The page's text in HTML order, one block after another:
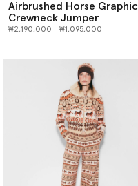
Airbrushed Horse Graphic
Crewneck Jumper
인하 전 가격:
₩2,190,000인하된 가격:
₩1,095,000